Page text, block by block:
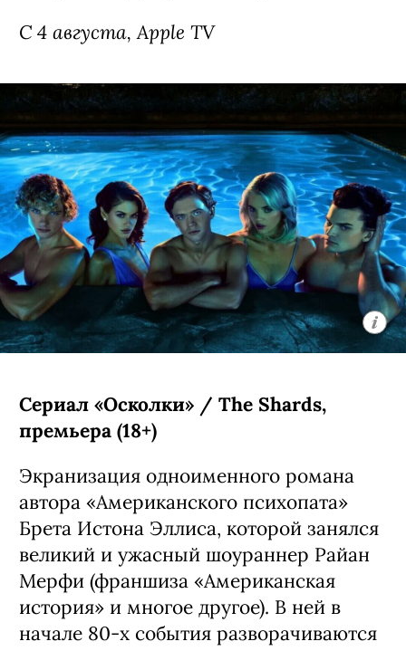
С 4 августа, Apple TV
Сериал «Осколки» / The Shards,
премьера (18+)
Экранизация одноименного романа
автора «Американского психопата»
Брета Истона Эллиса, которой занялся
великий и ужасный шоураннер Райан
Мерфи (франшиза «Американская
история» и многое другое). В ней в
начале 80-х события разворачиваются